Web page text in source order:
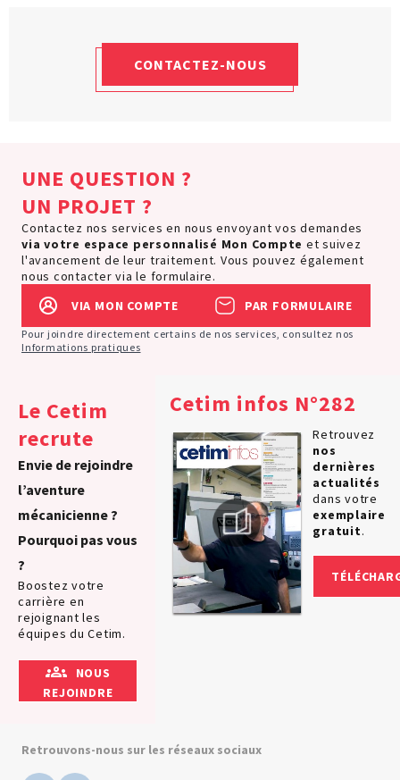
CONTACTEZ-NOUS
UNE QUESTION ?
UN PROJET ?
Contactez nos services en nous envoyant vos demandes
via votre espace personnalisé Mon Compte et suivez
l'avancement de leur traitement. Vous pouvez également
nous contacter via le formulaire.
VIA MON COMPTE
PAR FORMULAIRE
Pour joindre directement certains de nos services, consultez nos
Informations pratiques
Cetim infos N°282
Retrouvez
nos
dernières
actualités
dans votre
exemplaire
gratuit.
Le Cetim
recrute
Envie de rejoindre
l’aventure
mécanicienne ?
Pourquoi pas vous
?
Boostez votre
carrière en
rejoignant les
équipes du Cetim.
NOUS
REJOINDRE
Retrouvons-nous sur les réseaux sociaux